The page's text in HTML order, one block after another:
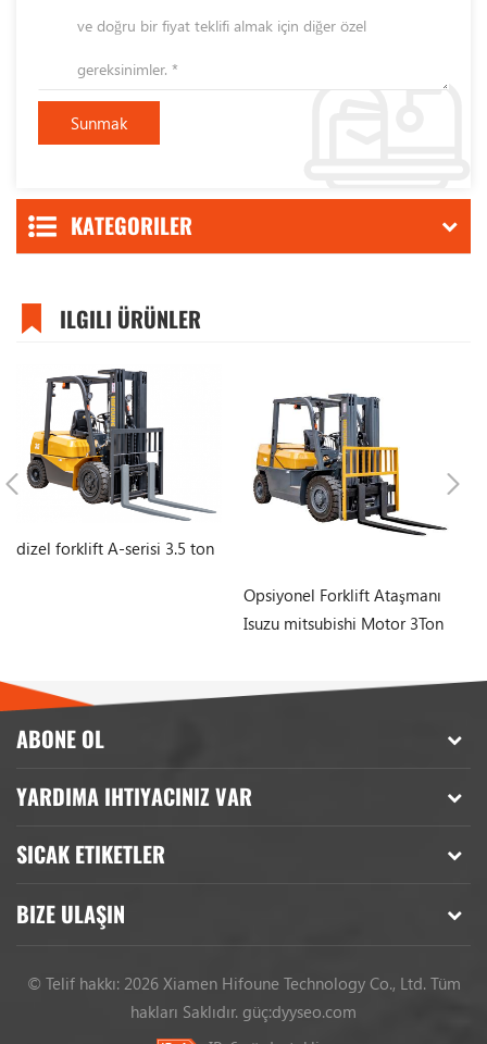
KATEGORILER
ILGILI ÜRÜNLER
dizel forklift A-serisi 3.5 ton
Opsiyonel Forklift Ataşmanı
Isuzu mitsubishi Motor 3Ton
ABONE OL
YARDIMA IHTIYACINIZ VAR
SICAK ETIKETLER
BIZE ULAŞIN
© Telif hakkı: 2026 Xiamen Hifoune Technology Co., Ltd. Tüm
hakları Saklıdır. güç:dyyseo.com